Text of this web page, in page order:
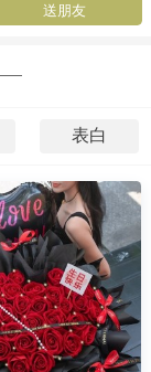
送朋友
表白